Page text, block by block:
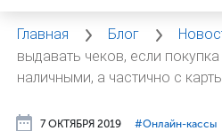
Главная Блог
выдавать чеков, если
наличными, а частично с
7 ОКТЯБРЯ 2019 #⁣Онлайн-кассы